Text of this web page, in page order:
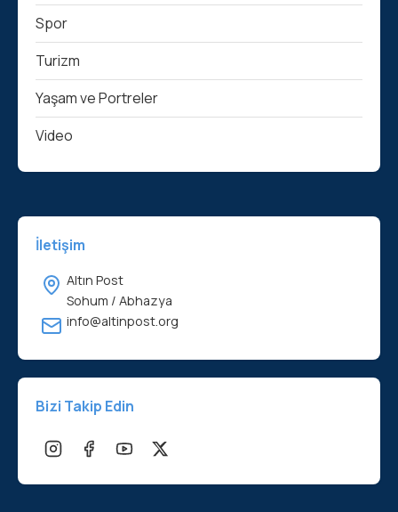
Spor
Turizm
Yaşam ve Portreler
Video
İletişim
Altın Post
Sohum / Abhazya
info@altinpost.org
Bizi Takip Edin